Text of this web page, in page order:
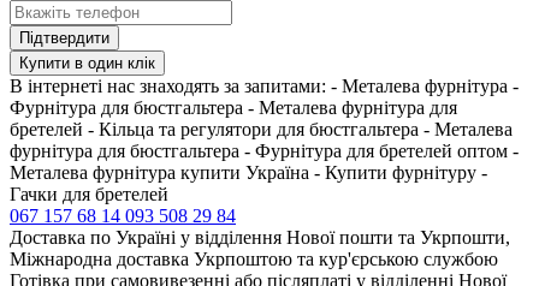
Підтвердити
Купити в один клік
В інтернеті нас знаходять за запитами: - Металева фурнітура -
Фурнітура для бюстгальтера - Металева фурнітура для
бретелей - Кільца та регулятори для бюстгальтера - Металева
фурнітура для бюстгальтера - Фурнітура для бретелей оптом -
Металева фурнітура купити Україна - Купити фурнітуру -
Гачки для бретелей
067 157 68 14 093 508 29 84
Доставка по Україні у відділення Нової пошти та Укрпошти,
Міжнародна доставка Укрпоштою та кур'єрською службою
Готівка при самовивезенні або післяплаті у відділенні Нової